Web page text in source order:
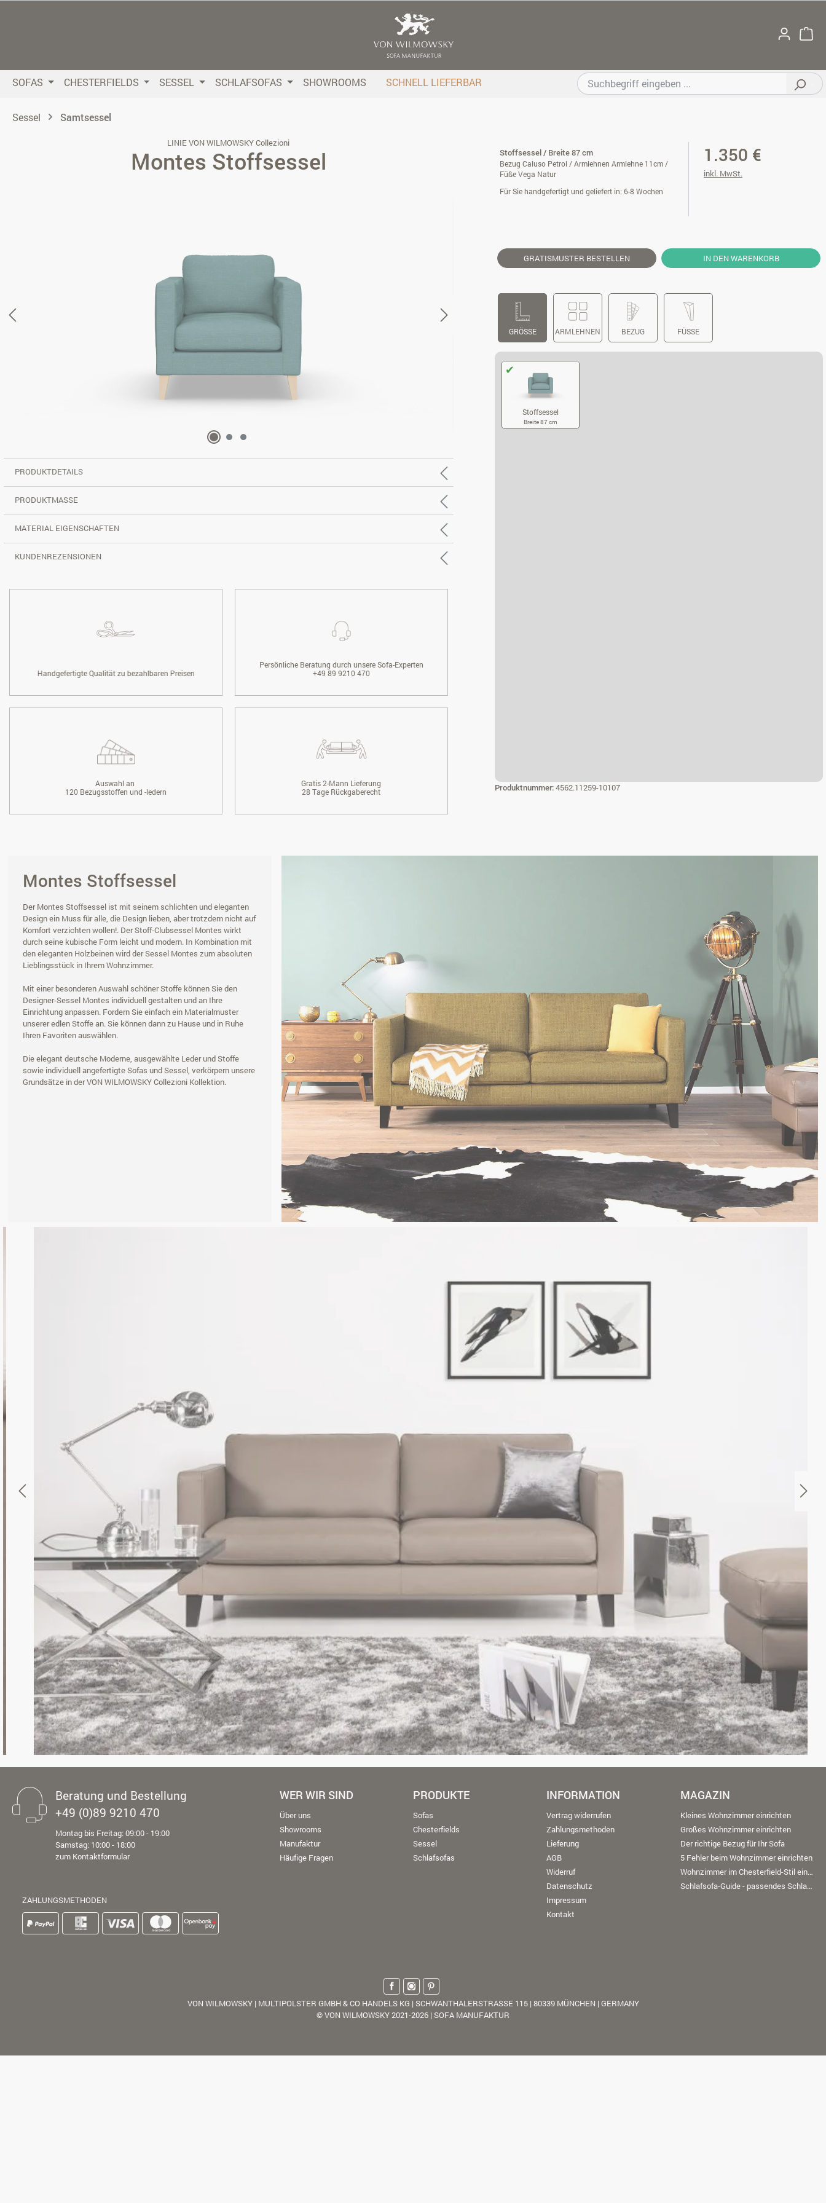
SOFAS CHESTERFIELDS SESSEL SCHLAFSOFAS SHOWROOMS SCHNELL LIEFERBAR
Sessel Samtsessel
LINIE VON WILMOWSKY Collezioni
Montes Stoffsessel Stoffsessel / Breite 87 cm
Bezug Caluso Petrol / Armlehnen Armlehne 11cm /
Füße Vega Natur
Für Sie handgefertigt und geliefert in: 6-8 Wochen
1.350 €
inkl. MwSt.
GRATISMUSTER BESTELLEN IN DEN WARENKORB
GRÖSSE ARMLEHNEN BEZUG FÜSSE
Stoffsessel
Breite 87 cm
Produktnummer:4562.11259-10107
PRODUKTDETAILS
PRODUKTMASSE
MATERIAL EIGENSCHAFTEN
KUNDENREZENSIONEN
Handgefertigte Qualität zu bezahlbaren Preisen
Persönliche Beratung durch unsere Sofa-Experten
+49 89 9210 470
Auswahl an
120 Bezugsstoffen und -ledern
Gratis 2-Mann Lieferung
28 Tage Rückgaberecht
Montes Stoffsessel
Der Montes Stoffsessel ist mit seinem schlichten und eleganten
Design ein Muss für alle, die Design lieben, aber trotzdem nicht auf
Komfort verzichten wollen!. Der Stoff-Clubsessel Montes wirkt
durch seine kubische Form leicht und modern. In Kombination mit
den eleganten Holzbeinen wird der Sessel Montes zum absoluten
Lieblingsstück in Ihrem Wohnzimmer.
Mit einer besonderen Auswahl schöner Stoffe können Sie den
Designer-Sessel Montes individuell gestalten und an Ihre
Einrichtung anpassen. Fordern Sie einfach ein Materialmuster
unserer edlen Stoffe an. Sie können dann zu Hause und in Ruhe
Ihren Favoriten auswählen.
Die elegant deutsche Moderne, ausgewählte Leder und Stoffe
sowie individuell angefertigte Sofas und Sessel, verkörpern unsere
Grundsätze in der VON WILMOWSKY Collezioni Kollektion.
Beratung und Bestellung
+49 (0)89 9210 470
Montag bis Freitag: 09:00 - 19:00
Samstag: 10:00 - 18:00
zum Kontaktformular
ZAHLUNGSMETHODEN
WER WIR SIND
Über uns
Showrooms
Manufaktur
Häufige Fragen
PRODUKTE
Sofas
Chesterfields
Sessel
Schlafsofas
INFORMATION
Vertrag widerrufen
Zahlungsmethoden
Lieferung
AGB
Widerruf
Datenschutz
Impressum
Kontakt
MAGAZIN
Kleines Wohnzimmer einrichten
Großes Wohnzimmer einrichten
Der richtige Bezug für Ihr Sofa
5 Fehler beim Wohnzimmer einrichten
Wohnzimmer im Chesterfield-Stil einrichten
Schlafsofa-Guide - passendes Schlafsofa finden
VON WILMOWSKY | MULTIPOLSTER GMBH & CO HANDELS KG | SCHWANTHALERSTRASSE 115 | 80339 MÜNCHEN | GERMANY
© VON WILMOWSKY 2021-2026 | SOFA MANUFAKTUR